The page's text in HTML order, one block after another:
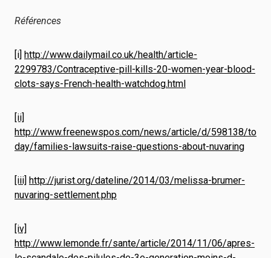
Références
[i] http://www.dailymail.co.uk/health/article-
2299783/Contraceptive-pill-kills-20-women-year-blood-
clots-says-French-health-watchdog.html
[ii]
http://www.freenewspos.com/news/article/d/598138/to
day/families-lawsuits-raise-questions-about-nuvaring
[iii] http://jurist.org/dateline/2014/03/melissa-brumer-
nuvaring-settlement.php
[iv]
http://www.lemonde.fr/sante/article/2014/11/06/apres-